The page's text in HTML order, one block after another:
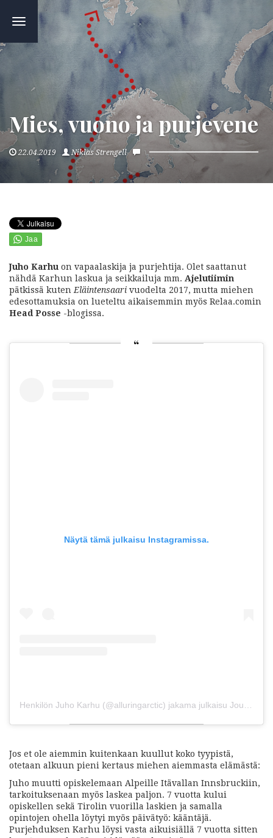
TOGGLE
Mies, vuono ja purjevene
22.04.2019 Niklas Strengell
Juho Karhu on vapaalaskija ja purjehtija. Olet saattanut
nähdä Karhun laskua ja seikkailuja mm. Ajelutiimin
pätkissä kuten Eläintensaari vuodelta 2017, mutta miehen
edesottamuksia on lueteltu aikaisemmin myös Relaa.comin
Head Posse -blogissa.
Näytä tämä julkaisu Instagramissa.
Henkilön Juho Karhu (@alluringarctic) jakama julkaisu Joulu 12, 2018 kello 12.48 PST
Jos et ole aiemmin kuitenkaan kuullut koko tyypistä,
otetaan alkuun pieni kertaus miehen aiemmasta elämästä:
Juho muutti opiskelemaan Alpeille Itävallan Innsbruckiin,
tarkoituksenaan myös laskea paljon. 7 vuotta kului
opiskellen sekä Tirolin vuorilla laskien ja samalla
opintojen ohella löytyi myös päivätyö: kääntäjä.
Purjehduksen Karhu löysi vasta aikuisiällä 7 vuotta sitten